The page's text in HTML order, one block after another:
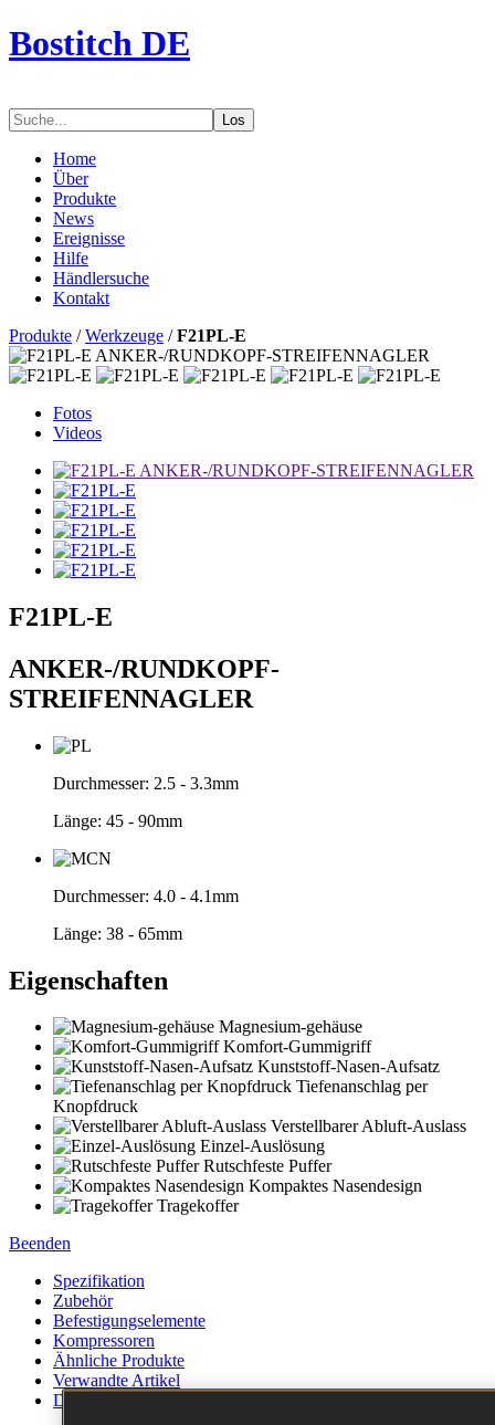
Bostitch DE
Los
Home
Über
Produkte
News
Ereignisse
Hilfe
Händlersuche
Kontakt
Produkte /Werkzeuge /F21PL-E
Fotos
Videos
F21PL-E
ANKER-/RUNDKOPF-
STREIFENNAGLER
Durchmesser: 2.5 - 3.3mm
Länge: 45 - 90mm
Durchmesser: 4.0 - 4.1mm
Länge: 38 - 65mm
Eigenschaften
Magnesium-gehäuse
Komfort-Gummigriff
Kunststoff-Nasen-Aufsatz
Tiefenanschlag per
Knopfdruck
Verstellbarer Abluft-Auslass
Einzel-Auslösung
Rutschfeste Puffer
Kompaktes Nasendesign
Tragekoffer
Beenden
Spezifikation
Zubehör
Befestigungselemente
Kompressoren
Ähnliche Produkte
Verwandte Artikel
Downloads